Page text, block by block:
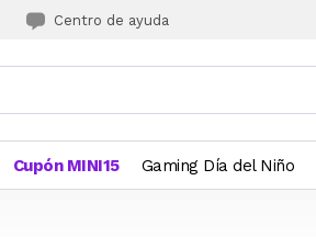
Centro de ayuda
Cupón MINI15 Gaming Día del Niño